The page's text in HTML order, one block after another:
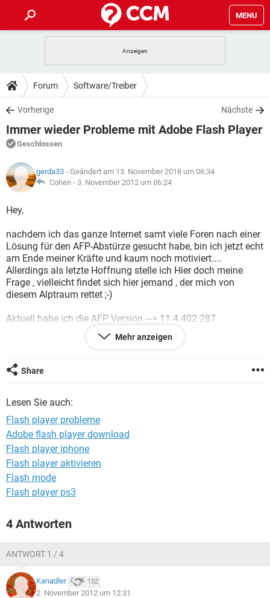
MENU
ANDROID IOS
WINDOWS 10
WHATSAPP TIKTOK
FACEBOOK
TIPPS & TRICKS
SPIELE
WINDOWS 10
WHATSAPP
FACEBOOK HARDWARE
DOWNLOADS
SPIELE STREAMING
ANDROID
WINDOWS 10 INSTAGRAM
WHATSAPP
FACEBOOK
FORUM
SPIELE
ANDROID IOS
FACEBOOK HARDWARE
LEXIKON
SPIELE
ANDROID
WINDOWS 10 INSTAGRAM
WHATSAPP TIKTOK
FACEBOOK HARDWARE
Forum Software/Treiber
Vorherige Nächste
Immer wieder Probleme mit Adobe Flash Player
Geschlossen
gerda33 - Geändert am 13. November 2018 um 06:34
Cohen - 3. November 2012 um 06:24
Hey,
nachdem ich das ganze Internet samt viele Foren nach einer
Lösung für den AFP-Abstürze gesucht habe, bin ich jetzt echt
am Ende meiner Kräfte und kaum noch motiviert....
Allerdings als letzte Hoffnung stelle ich Hier doch meine
Frage , vielleicht findet sich hier jemand , der mich von
diesem Alptraum rettet ;-)
Aktuell habe ich die AFP Version ---> 11.4.402.287
und bei Abstürze tritt eine Meldung mit folgendem Inhalt --->
Flash Player 11.4 r402 funktioniert nicht mehr
Windows Vista / Firefox 16.0
Mehr anzeigen
Share
Lesen Sie auch:
Flash player probleme
Adobe flash player download
Flash player iphone
Flash player aktivieren
Flash mode
Flash player ps3
4 Antworten
ANTWORT 1 / 4
Kanadler 152
2. November 2012 um 12:31